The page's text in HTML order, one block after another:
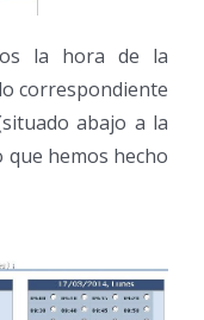
la hora de la
correspondiente
abajo a la
que hemos hecho